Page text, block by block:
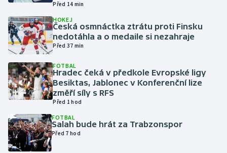
Jezdectví
Judo
Krasobruslení
Lezení
Lyže a snowboard
Moderní pětiboj
Před 14 min
HOKEJ
Česká osmnáctka ztrátu proti Finsku
nedotáhla a o medaile si nezahraje
Před 37 min
FOTBAL
Hradec čeká v předkole Evropské ligy
Besiktas, Jablonec v Konferenční lize
změří síly s RFS
Před 1 hod
FOTBAL
Salah bude hrát za Trabzonspor
Před 7 hod